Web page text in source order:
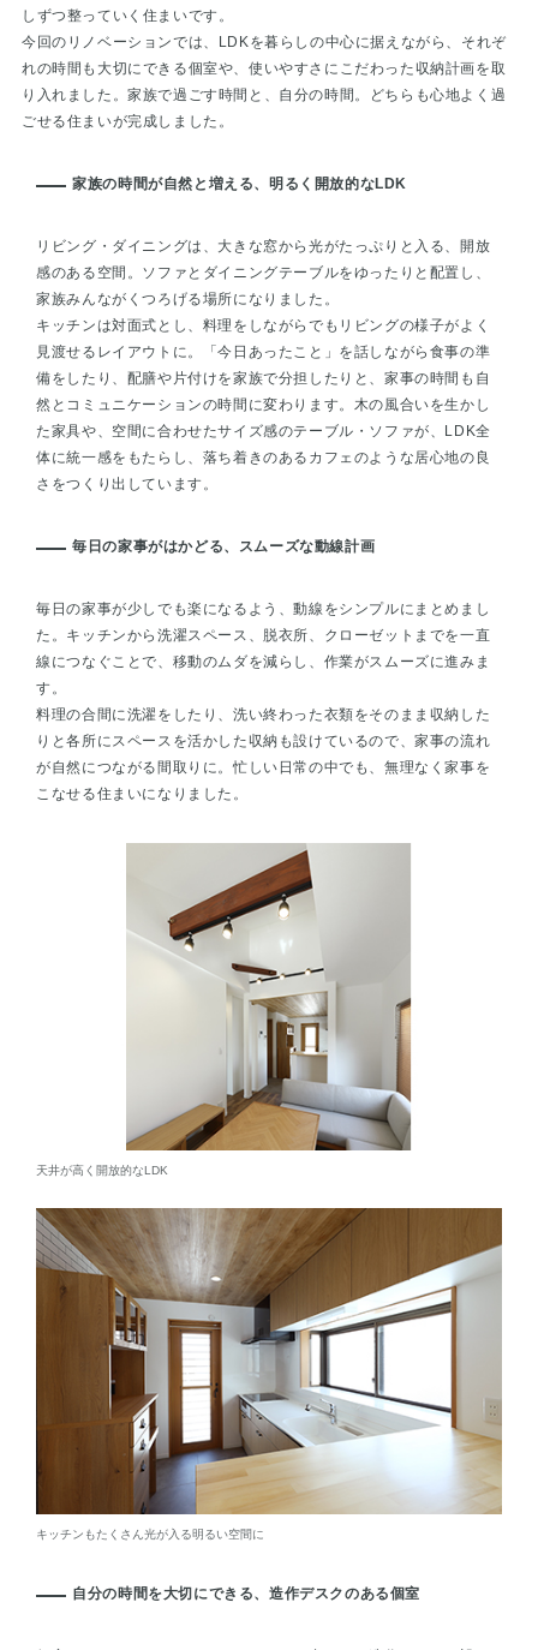
しずつ整っていく住まいです。
今回のリノベーションでは、LDKを暮らしの中心に据えながら、それぞ
れの時間も大切にできる個室や、使いやすさにこだわった収納計画を取
り入れました。家族で過ごす時間と、自分の時間。どちらも心地よく過
ごせる住まいが完成しました。
家族の時間が自然と増える、明るく開放的なLDK
リビング・ダイニングは、大きな窓から光がたっぷりと入る、開放
感のある空間。ソファとダイニングテーブルをゆったりと配置し、
家族みんながくつろげる場所になりました。
キッチンは対面式とし、料理をしながらでもリビングの様子がよく
見渡せるレイアウトに。「今日あったこと」を話しながら食事の準
備をしたり、配膳や片付けを家族で分担したりと、家事の時間も自
然とコミュニケーションの時間に変わります。木の風合いを生かし
た家具や、空間に合わせたサイズ感のテーブル・ソファが、LDK全
体に統一感をもたらし、落ち着きのあるカフェのような居心地の良
さをつくり出しています。
毎日の家事がはかどる、スムーズな動線計画
毎日の家事が少しでも楽になるよう、動線をシンプルにまとめまし
た。キッチンから洗濯スペース、脱衣所、クローゼットまでを一直
線につなぐことで、移動のムダを減らし、作業がスムーズに進みま
す。
料理の合間に洗濯をしたり、洗い終わった衣類をそのまま収納した
りと各所にスペースを活かした収納も設けているので、家事の流れ
が自然につながる間取りに。忙しい日常の中でも、無理なく家事を
こなせる住まいになりました。
天井が高く開放的なLDK
キッチンもたくさん光が入る明るい空間に
自分の時間を大切にできる、造作デスクのある個室